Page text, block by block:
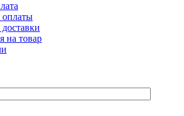
оплаты
на товар